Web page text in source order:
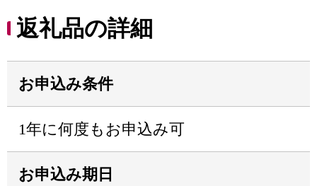
返礼品の詳細
お申込み条件
1年に何度もお申込み可
お申込み期日